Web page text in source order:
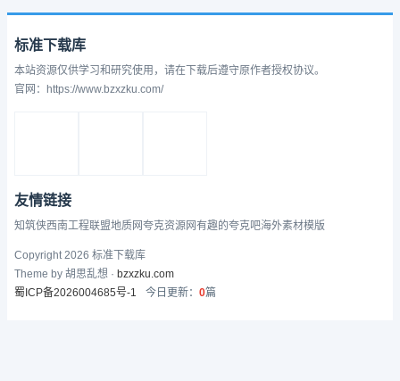
标准下载库
本站资源仅供学习和研究使用，请在下载后遵守原作者授权协议。
官网：https://www.bzxzku.com/
友情链接
知筑侠西南工程联盟地质网夸克资源网有趣的夸克吧海外素材模版
Copyright 2026 标准下载库
Theme by 胡思乱想 · bzxzku.com
蜀ICP备2026004685号-1
今日更新： 0篇